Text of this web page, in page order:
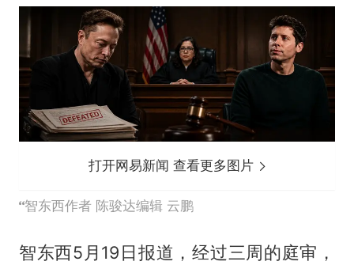
打开网易新闻 查看更多图片
智东西作者 陈骏达编辑 云鹏
智东西5月19日报道，经过三周的庭审，